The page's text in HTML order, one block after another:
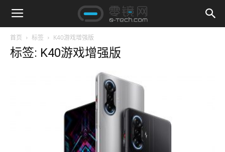
首页 标签 K40游戏增强版
标签: K40游戏增强版